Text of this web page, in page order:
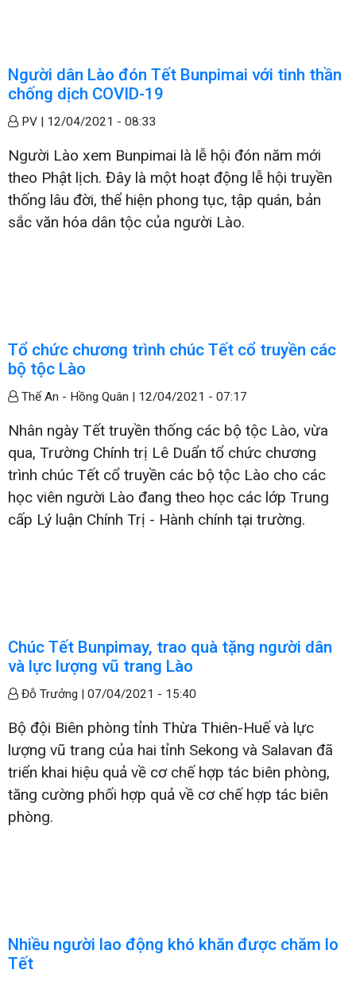
Người dân Lào đón Tết Bunpimai với tinh thần
chống dịch COVID-19
PV | 12/04/2021 - 08:33
Người Lào xem Bunpimai là lễ hội đón năm mới
theo Phật lịch. Đây là một hoạt động lễ hội truyền
thống lâu đời, thể hiện phong tục, tập quán, bản
sắc văn hóa dân tộc của người Lào.
Tổ chức chương trình chúc Tết cổ truyền các
bộ tộc Lào
Thế An - Hồng Quân | 12/04/2021 - 07:17
Nhân ngày Tết truyền thống các bộ tộc Lào, vừa
qua, Trường Chính trị Lê Duẩn tổ chức chương
trình chúc Tết cổ truyền các bộ tộc Lào cho các
học viên người Lào đang theo học các lớp Trung
cấp Lý luận Chính Trị - Hành chính tại trường.
Chúc Tết Bunpimay, trao quà tặng người dân
và lực lượng vũ trang Lào
Đỗ Trưởng | 07/04/2021 - 15:40
Bộ đội Biên phòng tỉnh Thừa Thiên-Huế và lực
lượng vũ trang của hai tỉnh Sekong và Salavan đã
triển khai hiệu quả về cơ chế hợp tác biên phòng,
tăng cường phối hợp quả về cơ chế hợp tác biên
phòng.
Nhiều người lao động khó khăn được chăm lo
Tết